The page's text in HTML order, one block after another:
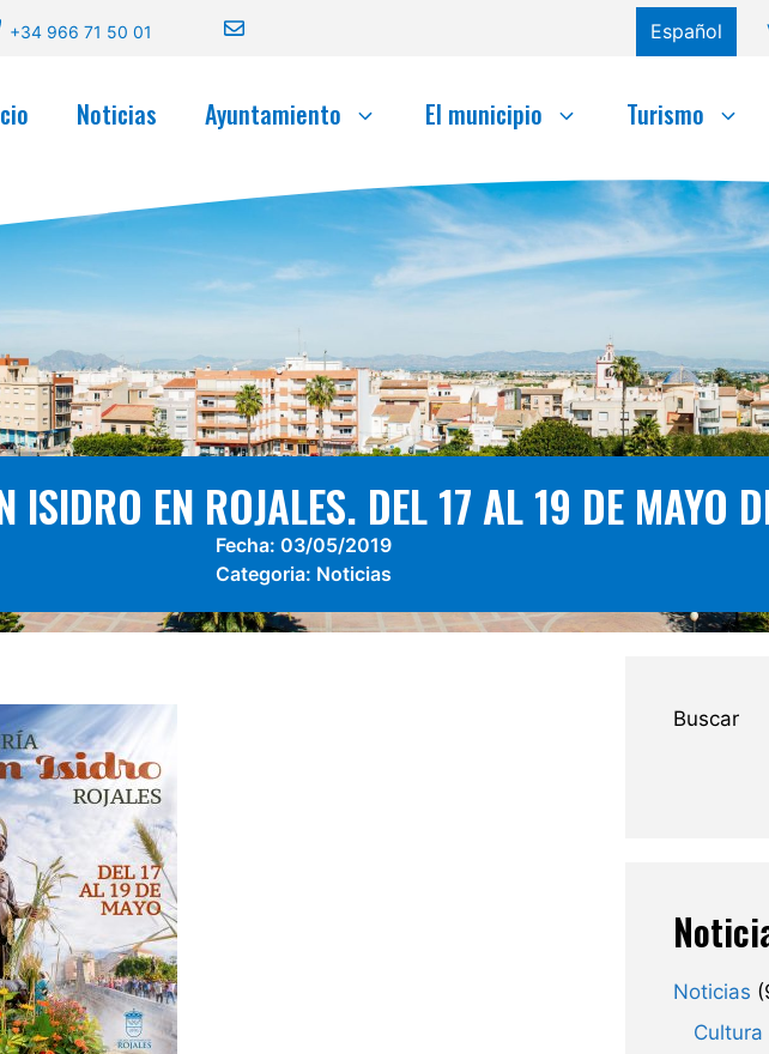
+34 966 71 50 01 Español
Noticias Ayuntamiento El municipio Turismo
ISIDRO EN ROJALES. DEL 17 AL 19 DE MAYO
Fecha: 03/05/2019
Categoria: Noticias
Buscar
Noticias
Cultura